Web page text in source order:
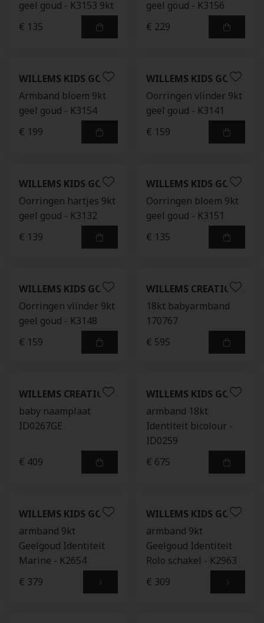
geel goud - K3153 9kt
€ 135
geel goud - K3156
€ 229
WILLEMS KIDS GOLD
Armband bloem 9kt
geel goud - K3154
€ 199
WILLEMS KIDS GOLD
Oorringen vlinder 9kt
geel goud - K3141
€ 159
WILLEMS KIDS GOLD
Oorringen hartjes 9kt
geel goud - K3132
€ 139
WILLEMS KIDS GOLD
Oorringen bloem 9kt
geel goud - K3151
€ 135
WILLEMS KIDS GOLD
Oorringen vlinder 9kt
geel goud - K3148
€ 159
WILLEMS CREATIONS
18kt babyarmband
170767
€ 595
WILLEMS CREATIONS
baby naamplaat
ID0267GE
€ 409
WILLEMS KIDS GOLD
armband 18kt
Identiteit bicolour -
ID0259
€ 675
WILLEMS KIDS GOLD
armband 9kt
Geelgoud Identiteit
Marine - K2654
€ 379
WILLEMS KIDS GOLD
armband 9kt
Geelgoud Identiteit
Rolo schakel - K2963
€ 309